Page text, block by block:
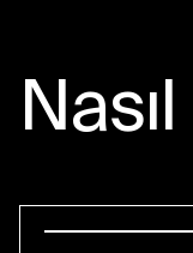
Nasıl